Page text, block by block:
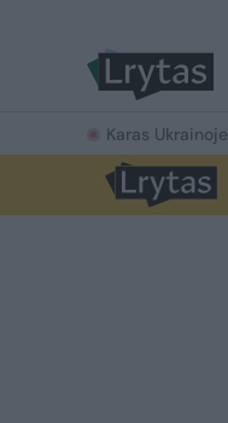
Karas Ukrainoje